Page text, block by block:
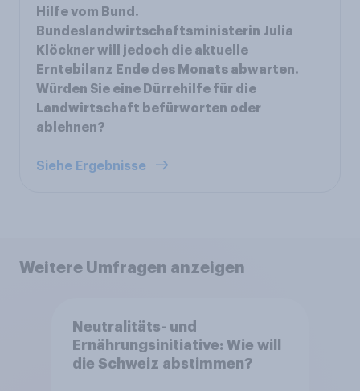
Hilfe vom Bund.
Bundeslandwirtschaftsministerin Julia
Klöckner will jedoch die aktuelle
Erntebilanz Ende des Monats abwarten.
Würden Sie eine Dürrehilfe für die
Landwirtschaft befürworten oder
ablehnen?
Siehe Ergebnisse
Weitere Umfragen anzeigen
Neutralitäts- und
Ernährungsinitiative: Wie will
die Schweiz abstimmen?